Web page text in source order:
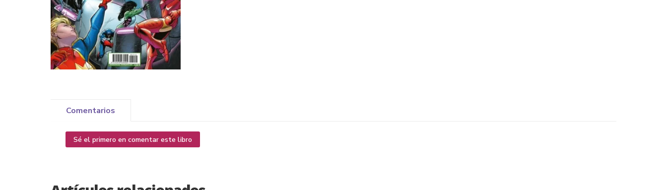
Comentarios
Sé el primero en comentar este libro